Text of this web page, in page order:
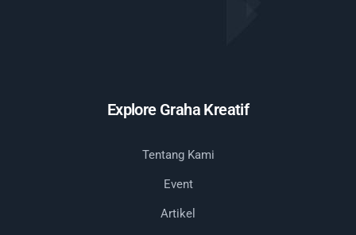
Explore Graha Kreatif
Tentang Kami
Event
Artikel